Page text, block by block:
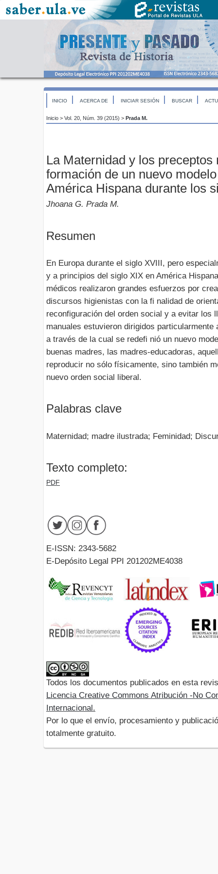
INICIO ACERCA DE INICIAR SESIÓN BUSCAR
Inicio > Vol. 20, Núm. 39 (2015) > Prada M.
La Maternidad y los preceptos
formación de un nuevo
América Hispana durante los
Jhoana G. Prada M.
Resumen
En Europa durante el siglo XVIII, pero
y a principios del siglo XIX en América
médicos realizaron grandes esfuerzos por
discursos higienistas con la fi nalidad de
reconfiguración del orden social y a evitar los
manuales estuvieron dirigidos
a través de la cual se redefi nió un nuevo
buenas madres, las madres-educadoras,
reproducir no sólo físicamente, sino también
nuevo orden social liberal.
Palabras clave
Maternidad; madre ilustrada; Feminidad;
Texto completo:
PDF
E-ISSN: 2343-5682
E-Depósito Legal PPI 201202ME4038
Todos los documentos publicados en esta
Licencia Creative Commons Atribución -No
Internacional.
Por lo que el envío, procesamiento y
totalmente gratuito.